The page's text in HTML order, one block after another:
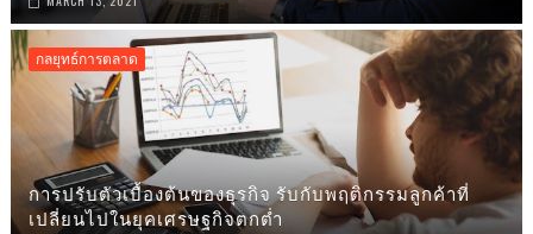
กลยุทธ์การตลาด
การปรับตัวเบื้องต้นของธุรกิจ รับกับพฤติกรรมลูกค้าที่
เปลี่ยนไปในยุคเศรษฐกิจตกต่ำ